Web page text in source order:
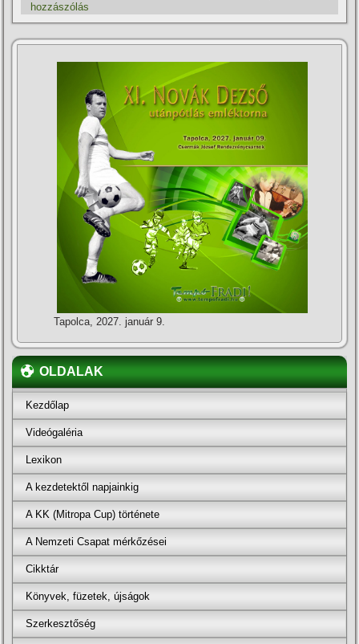
hozzászólás
Tapolca, 2027. január 9.
OLDALAK
Kezdőlap
Videógaléria
Lexikon
A kezdetektől napjainkig
A KK (Mitropa Cup) története
A Nemzeti Csapat mérkőzései
Cikktár
Könyvek, füzetek, újságok
Szerkesztőség